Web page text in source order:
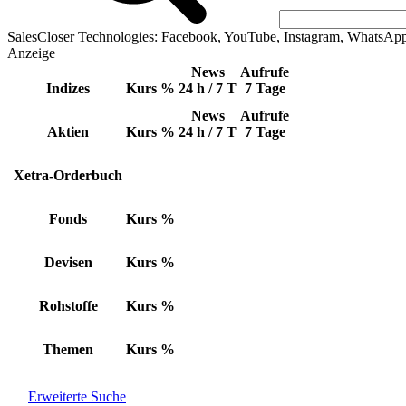
SalesCloser Technologies: Facebook, YouTube, Instagram,
Anzeige
Indizes Kurs %
News
24 h / 7 T
Aufrufe
7 Tage
Aktien Kurs %
News
24 h / 7 T
Aufrufe
7 Tage
Xetra-Orderbuch
Fonds Kurs %
Devisen Kurs %
Rohstoffe Kurs %
Themen Kurs %
Erweiterte Suche